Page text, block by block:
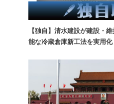
【独自】清水建設が建設・
能な冷蔵倉庫新工法を実用化